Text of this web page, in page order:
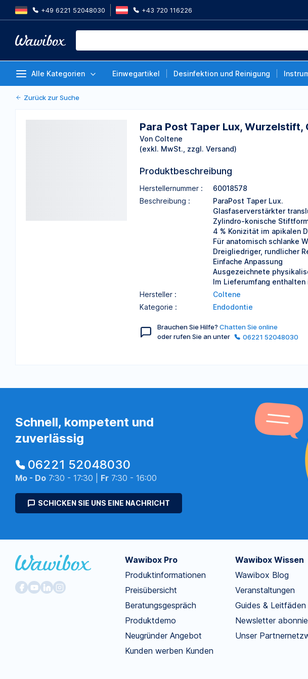
+49 6221 52048030 +43 720 116226
Alle Kategorien Einwegartikel Desinfektion und Reinigung
Para Post Taper Lux, Wurzelstift, Gr. 5, Packung
Zurück zur Suche
Para Post Taper Lux, Wurzelstift,
Von Coltene
(exkl. MwSt., zzgl. Versand)
Produktbeschreibung
Herstellernummer :
60018578
Beschreibung :
ParaPost Taper Lux.
Glasfaserverstärkter
Zylindro-konische
4 % Konizität im apikalen
Für anatomisch schlanke
Dreigliedriger, rundlicher
Einfache Anpassung
Ausgezeichnete
Im Lieferumfang enthalten
Hersteller :
Coltene
Kategorie :
Endodontie
Brauchen Sie Hilfe? Chatten Sie online
oder rufen Sie an unter
06221 52048030
Schnell, kompetent und
zuverlässig
06221 52048030
Mo - Do 7:30 - 17:30 | Fr 7:30 - 16:00
SCHICKEN SIE UNS EINE NACHRICHT
Wawibox Pro
Produktinformationen
Preisübersicht
Beratungsgespräch
Produktdemo
Neugründer Angebot
Kunden werben Kunden
Wawibox Wissen
Wawibox Blog
Veranstaltungen
Guides & Leitfäden
Newsletter
Unser